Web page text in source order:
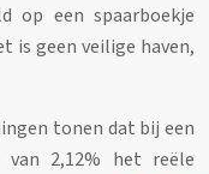
op een spaarboekje
is geen veilige haven,
tonen dat bij een
2,12% het reële